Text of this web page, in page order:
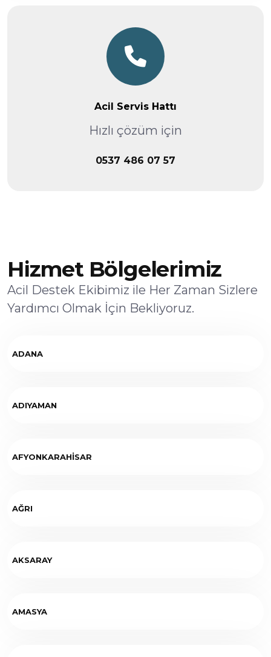
Acil Servis Hattı
Hızlı çözüm için
0537 486 07 57
Hizmet Bölgelerimiz
Acil Destek Ekibimiz ile Her Zaman Sizlere
Yardımcı Olmak İçin Bekliyoruz.
ADANA
ADIYAMAN
AFYONKARAHİSAR
AĞRI
AKSARAY
AMASYA